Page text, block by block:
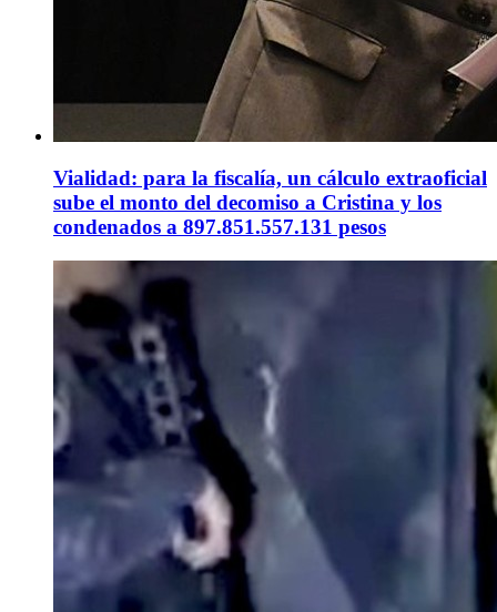
Vialidad: para la fiscalía, un cálculo extraoficial
sube el monto del decomiso a Cristina y los
condenados a 897.851.557.131 pesos